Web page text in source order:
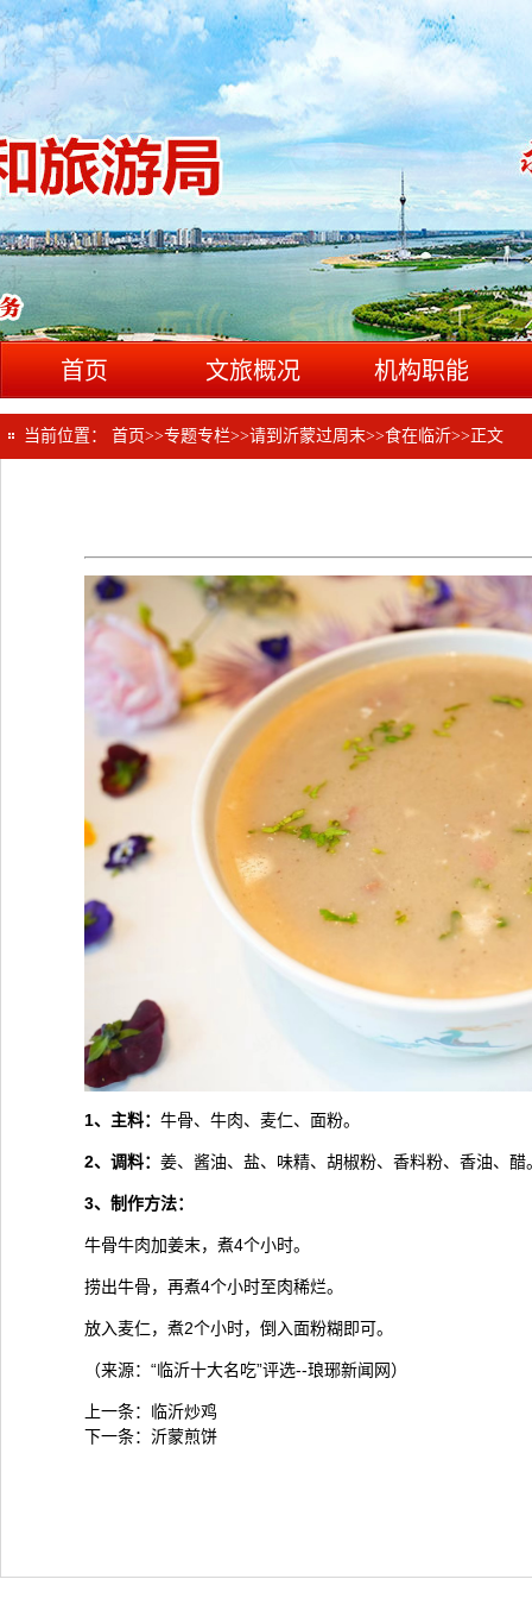
首页 文旅概况 机构职能
当前位置： 首页>>专题专栏>>请到沂蒙过周末>>食在临沂>> 正文
1、主料： 牛骨、牛肉、麦仁、面粉。
2、调料： 姜、酱油、盐、味精、胡椒粉、香料粉、香油、醋
3、制作方法：
牛骨牛肉加姜末，煮4个小时。
捞出牛骨，再煮4个小时至肉稀烂。
放入麦仁，煮2个小时，倒入面粉糊即可。
（来源：“临沂十大名吃”评选--琅琊新闻网）
上一条： 临沂炒鸡
下一条： 沂蒙煎饼